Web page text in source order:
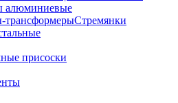
алюминиевые
трансформерыСтремянки
присоски